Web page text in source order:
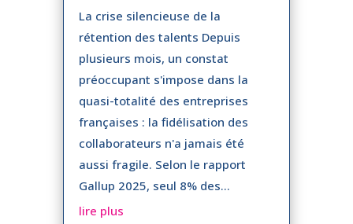
La crise silencieuse de la
rétention des talents Depuis
plusieurs mois, un constat
préoccupant s'impose dans la
quasi-totalité des entreprises
françaises : la fidélisation des
collaborateurs n'a jamais été
aussi fragile. Selon le rapport
Gallup 2025, seul 8% des...
lire plus